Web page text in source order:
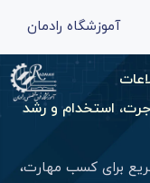
آموزشگاه رادمان
استخدام و رشد
برای کسب مهارت،